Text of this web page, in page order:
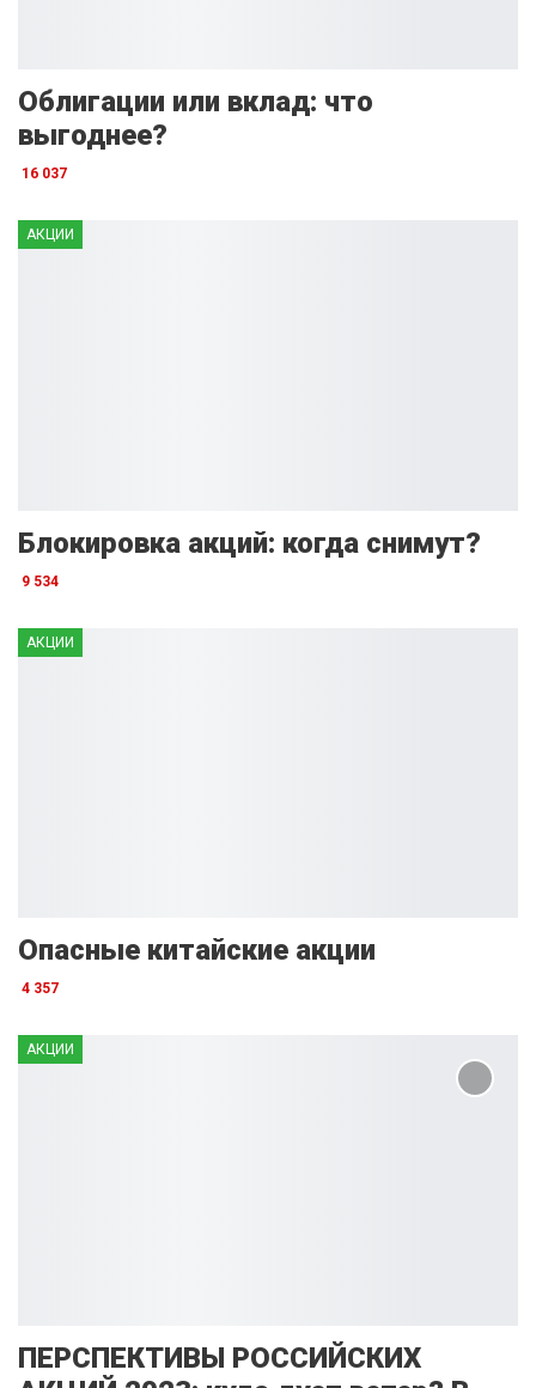
Облигации или вклад: что
выгоднее?
16 037
АКЦИИ
Блокировка акций: когда снимут?
9 534
АКЦИИ
Опасные китайские акции
4 357
АКЦИИ
ПЕРСПЕКТИВЫ РОССИЙСКИХ